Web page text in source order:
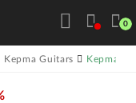
0
Kepma Guitars Kepma